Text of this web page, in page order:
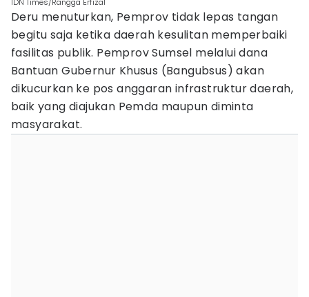
Deru menuturkan, Pemprov tidak lepas tangan
begitu saja ketika daerah kesulitan memperbaiki
fasilitas publik. Pemprov Sumsel melalui dana
Bantuan Gubernur Khusus (Bangubsus) akan
dikucurkan ke pos anggaran infrastruktur daerah,
baik yang diajukan Pemda maupun diminta
masyarakat.